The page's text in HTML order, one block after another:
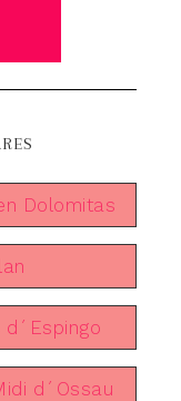
Dolomitas
d´Ossau